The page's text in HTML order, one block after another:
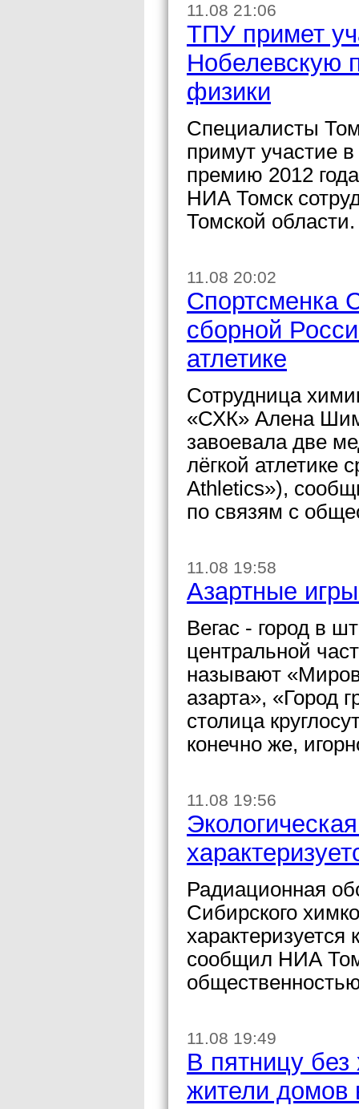
11.08 21:06
ТПУ примет
Нобелевскую
физики
Специалисты
примут участие
премию 2012
НИА Томск
Томской области.
11.08 20:02
Спортсменка
сборной
атлетике
Сотрудница
«СХК» Алена
завоевала две
лёгкой атлетике
Athletics»),
по связям с
11.08 19:58
Азартные
Вегас - город в
центральной
называют
азарта», «Город
столица
конечно же,
11.08 19:56
Радиационная
Сибирского
характеризуется
сообщил НИА
11.08 19:49
В пятницу без
жители домов